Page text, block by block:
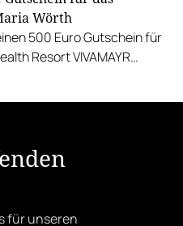
Wörth
500 Euro Gutschein für
Resort VIVAMAYR
für unseren